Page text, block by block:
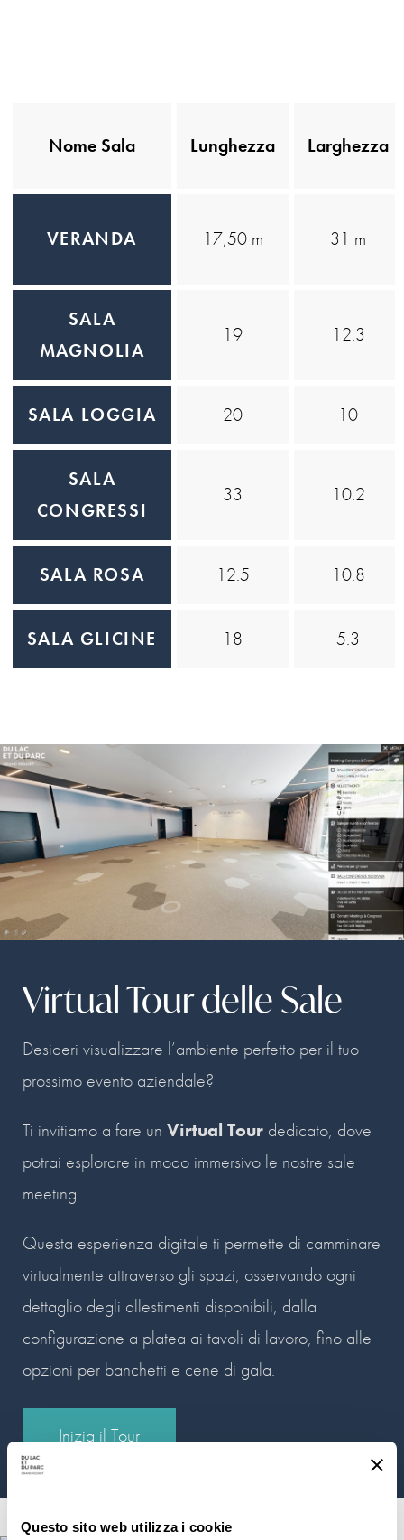
Questo sito web utilizza i cookie
Nome Sala Lunghezza Larghezza
VERANDA 17,50 m 31 m
SALA
MAGNOLIA
19 12.3
SALA LOGGIA 20 10
SALA
CONGRESSI
33 10.2
SALA ROSA 12.5 10.8
SALA GLICINE 18 5.3
Virtual Tour delle Sale
Desideri visualizzare l’ambiente perfetto per il tuo
prossimo evento aziendale?
Ti invitiamo a fare un Virtual Tour dedicato, dove
potrai esplorare in modo immersivo le nostre sale
meeting.
Questa esperienza digitale ti permette di camminare
virtualmente attraverso gli spazi, osservando ogni
dettaglio degli allestimenti disponibili, dalla
configurazione a platea ai tavoli di lavoro, fino alle
opzioni per banchetti e cene di gala.
Inizia il Tour